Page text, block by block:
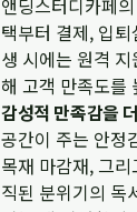
앤딩스터디카페
택부터 결제, 입
생 시에는 원격
해 고객 만족도를
감성적 만족감을
공간이 주는 안정
목재 마감재, 그
직된 분위기의 독